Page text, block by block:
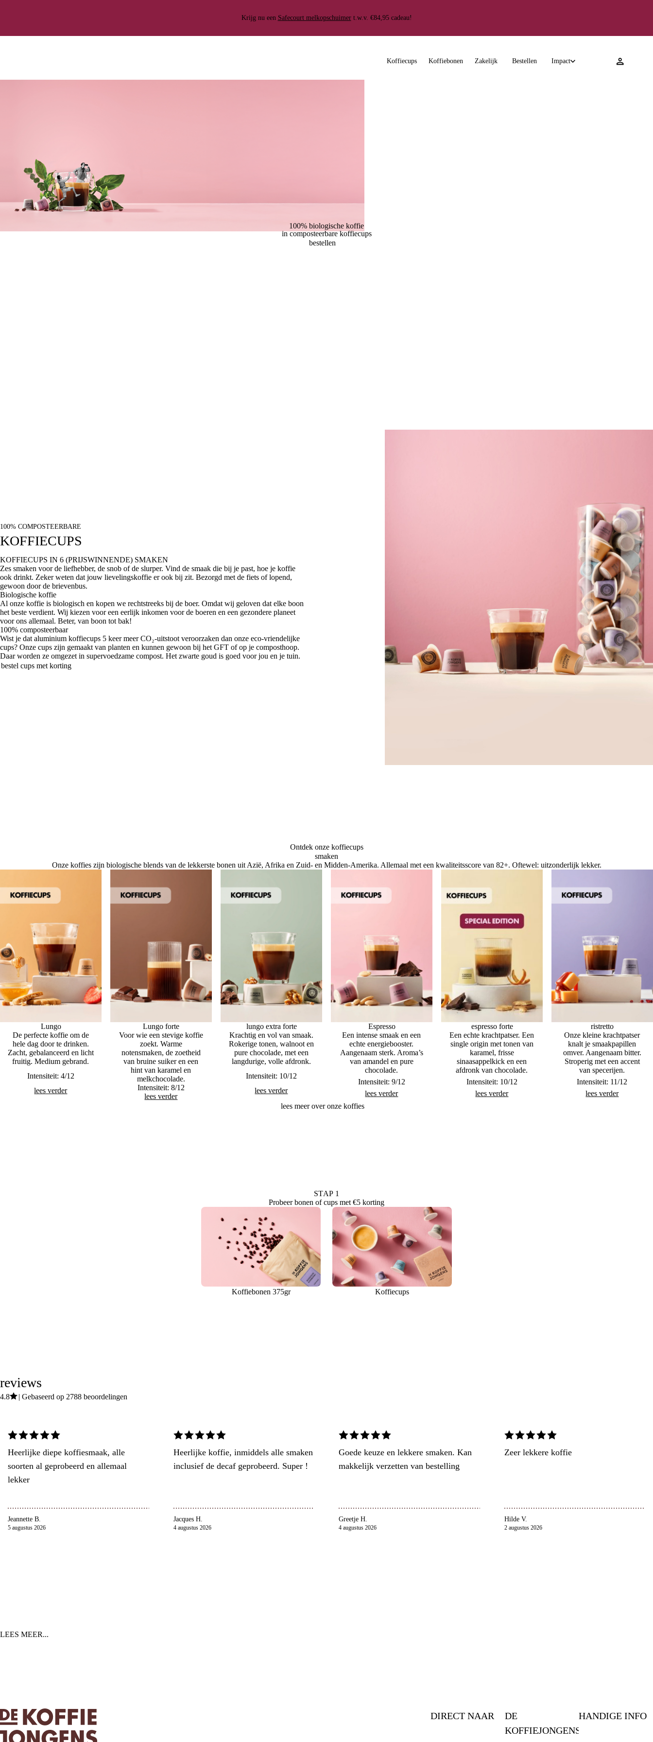
Gratis verzending100.000+ klanten gingen je voor Gemiddelde beoordeling van 4.8 ★★★★★
Krijg nu een Safecourt melkopschuimert.w.v. €84,95 cadeau!
Koffiecups Koffiebonen Zakelijk Bestellen Impact
100% biologische koffie
in composteerbare koffiecups
bestellen
100% COMPOSTEERBARE
KOFFIECUPS
KOFFIECUPS IN 6 (PRIJSWINNENDE) SMAKEN
Zes smaken voor de liefhebber, de snob of de slurper. Vind de smaak die bij je past, hoe je koffie
ook drinkt. Zeker weten dat jouw lievelingskoffie er ook bij zit. Bezorgd met de fiets of lopend,
gewoon door de brievenbus.
Biologische koffie
Al onze koffie is biologisch en kopen we rechtstreeks bij de boer. Omdat wij geloven dat elke boon
het beste verdient. Wij kiezen voor een eerlijk inkomen voor de boeren en een gezondere planeet
voor ons allemaal. Beter, van boon tot bak!
100% composteerbaar
Wist je dat aluminium koffiecups 5 keer meer CO₂-uitstoot veroorzaken dan onze eco-vriendelijke
cups? Onze cups zijn gemaakt van planten en kunnen gewoon bij het GFT of op je composthoop.
Daar worden ze omgezet in supervoedzame compost. Het zwarte goud is goed voor jou en je tuin.
bestel cups met korting
Ontdek onze koffiecups
smaken
Onze koffies zijn biologische blends van de lekkerste bonen uit Azië, Afrika en Zuid- en Midden-Amerika. Allemaal met een kwaliteitsscore van 82+. Oftewel: uitzonderlijk lekker.
Lungo
De perfecte koffie om de
hele dag door te drinken.
Zacht, gebalanceerd en licht
fruitig. Medium gebrand.
Intensiteit: 4/12
lees verder
Lungo forte
Voor wie een stevige koffie
zoekt. Warme
notensmaken, de zoetheid
van bruine suiker en een
hint van karamel en
melkchocolade.
Intensiteit: 8/12
lees verder
lungo extra forte
Krachtig en vol van smaak.
Rokerige tonen, walnoot en
pure chocolade, met een
langdurige, volle afdronk.
Intensiteit: 10/12
lees verder
Espresso
Een intense smaak en een
echte energiebooster.
Aangenaam sterk. Aroma’s
van amandel en pure
chocolade.
Intensiteit: 9/12
lees verder
espresso forte
Een echte krachtpatser. Een
single origin met tonen van
karamel, frisse
sinaasappelkick en een
afdronk van chocolade.
Intensiteit: 10/12
lees verder
ristretto
Onze kleine krachtpatser
knalt je smaakpapillen
omver. Aangenaam bitter.
Stroperig met een accent
van specerijen.
Intensiteit: 11/12
lees verder
lees meer over onze koffies
STAP 1
Probeer bonen of cups met €5 korting
Koffiebonen 375gr Koffiecups
reviews
4.8 Gebaseerd op 2788 beoordelingen
Heerlijke diepe koffiesmaak, alle
soorten al geprobeerd en allemaal
lekker
Jeannette B.
5 augustus 2026
Heerlijke koffie, inmiddels alle smaken
inclusief de decaf geprobeerd. Super !
Jacques H.
4 augustus 2026
Goede keuze en lekkere smaken. Kan
makkelijk verzetten van bestelling
Greetje H.
4 augustus 2026
Zeer lekkere koffie
Hilde V.
2 augustus 2026
LEES MEER...
DIRECT NAAR
DE
KOFFIEJONGENS
HANDIGE INFO